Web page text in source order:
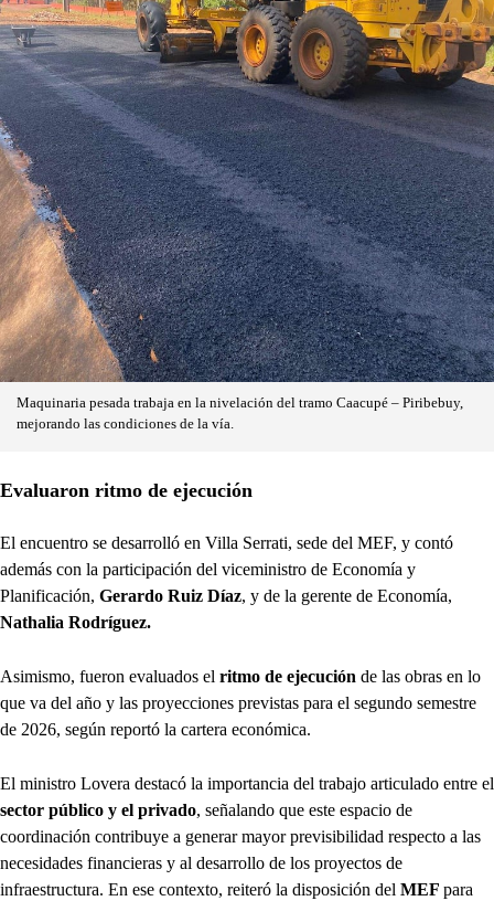
Maquinaria pesada trabaja en la nivelación del tramo Caacupé – Piribebuy,
mejorando las condiciones de la vía.
Evaluaron ritmo de ejecución
El encuentro se desarrolló en Villa Serrati, sede del MEF, y contó
además con la participación del viceministro de Economía y
Planificación, Gerardo Ruiz Díaz, y de la gerente de Economía,
Nathalia Rodríguez.
Asimismo, fueron evaluados el ritmo de ejecución de las obras en lo
que va del año y las proyecciones previstas para el segundo semestre
de 2026, según reportó la cartera económica.
El ministro Lovera destacó la importancia del trabajo articulado entre el
sector público y el privado, señalando que este espacio de
coordinación contribuye a generar mayor previsibilidad respecto a las
necesidades financieras y al desarrollo de los proyectos de
infraestructura. En ese contexto, reiteró la disposición del MEF para